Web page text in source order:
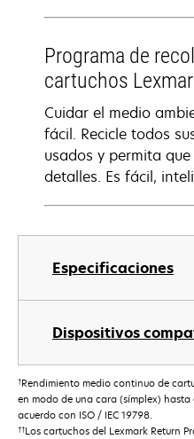
Especificaciones
Dispositivos
Programa de
cartuchos
Cuidar el medio
fácil. Recicle todos
usados y permita
detalles. Es fácil,
†Rendimiento medio continuo de
en modo de una cara (símplex)
acuerdo con ISO / IEC 19798.
††Los cartuchos del Lexmark Return